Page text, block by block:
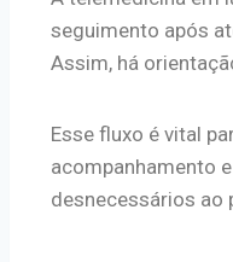
seguimento após
Assim, há
Esse fluxo é vital
acompanhamento
desnecessários ao